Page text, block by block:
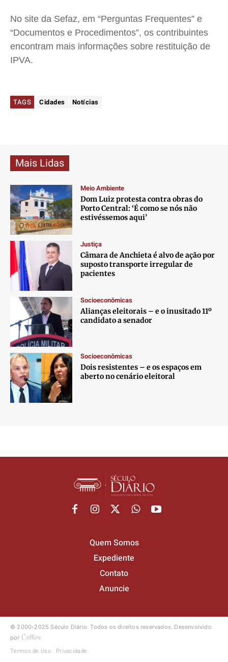
No site da Sefaz, em “Perguntas Frequentes” e
“Documentos e Procedimentos”, os contribuintes
encontram mais informações sobre restituição de
IPVA.
TAGS Cidades Notícias
Mais Lidas
Meio Ambiente
Dom Luiz protesta contra obras do
Porto Central: ‘É como se nós não
estivéssemos aqui’
Justiça
Câmara de Anchieta é alvo de ação por
suposto transporte irregular de
pacientes
Socioeconômicas
Alianças eleitorais – e o inusitado 11º
candidato a senador
Socioeconômicas
Dois resistentes – e os espaços em
aberto no cenário eleitoral
Quem Somos
Expediente
Contato
Anuncie
© 2000-2025 Século Diário.Todos os direitos reservados. Desenvolvido
por
Termos de Uso Privacidade